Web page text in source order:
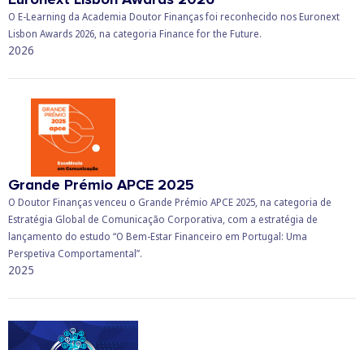
O E-Learning da Academia Doutor Finanças foi reconhecido nos Euronext
Lisbon Awards 2026, na categoria Finance for the Future.
2026
Grande Prémio APCE 2025
O Doutor Finanças venceu o Grande Prémio APCE 2025, na categoria de
Estratégia Global de Comunicação Corporativa, com a estratégia de
lançamento do estudo “O Bem-Estar Financeiro em Portugal: Uma
Perspetiva Comportamental”.
2025